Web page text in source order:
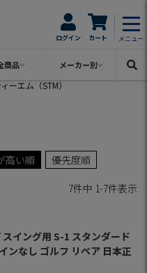
ログイン カート メニュー
商品 メーカー別
ーエム（STM）
高い順 優先度順
7件中 1-7件表示
イング用 S-1 スタンダード
ンなし ゴルフ リペア 日本正